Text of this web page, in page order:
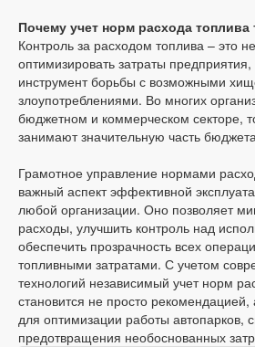
Почему учет норм расхода топлива
Контроль за расходом топлива – это
оптимизировать затраты
инструмент борьбы с возможными
злоупотреблениями. Во многих
бюджетном и коммерческом секторе,
занимают значительную часть
Грамотное управление нормами
важный аспект эффективной
любой организации. Оно позволяет
расходы, улучшить контроль над
обеспечить прозрачность всех
топливными затратами. С учетом
технологий независимый учет норм
становится не просто
для оптимизации работы автопарков,
предотвращения необоснованных